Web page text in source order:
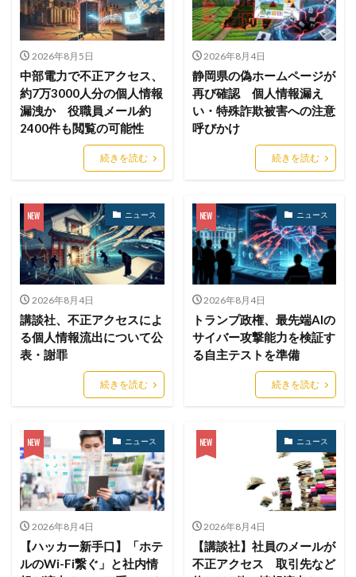
セキュリティベンダー
セキュリティポリシー
セキュリティ人材
セキュリティ企業
セキュリティ対策
セキュリティ教育
セキュリティ脆弱性
セキュリティ補助金
セキュリティ製品
セキュリティ診断
セブン銀行
セミナー
ゼロデイ ゼロディ
ゼロトラスト
センチネルワン
ソース
ソースコード
ソフォス
ソフトウェア
ダークトレース
ダークネット市場
タイポスクワッティング
ダイレクトメール
ダウンロード
ダブルチェック
タリン・メカニズム
チェック
チェックポイント
チャットワーク
ツール
データ
データフォレンジック
データベース
データ修復
データ復元
データ復旧
データ破壊
ディープフェイク
ディズニー
デザリング
テレマティクス
テレワーク
テレワークセミナー
テレワークのセキュリティ
どうなる
ドッペルゲンガードメイン
ドメイン名ハイジャック
トラフィック
トレーディングボット
トレンドマイクロ
トロイの木馬
ドン・キホーテ
なりすまし
2026年8月5日
中部電力で不正アクセス、
約7万3000人分の個人情報
漏洩か 役職員メール約
2400件も閲覧の可能性
続きを読む
2026年8月4日
静岡県の偽ホームページが
再び確認 個人情報漏え
い・特殊詐欺被害への注意
呼びかけ
続きを読む
ニュース
2026年8月4日
講談社、不正アクセスによ
る個人情報流出について公
表・謝罪
続きを読む
ニュース
2026年8月4日
トランプ政権、最先端AIの
サイバー攻撃能力を検証す
る自主テストを準備
続きを読む
ニュース
2026年8月4日
【ハッカー新手口】「ホテ
ルのWi-Fi繋ぐ」と社内情
ニュース
2026年8月4日
【講談社】社員のメールが
不正アクセス 取引先など